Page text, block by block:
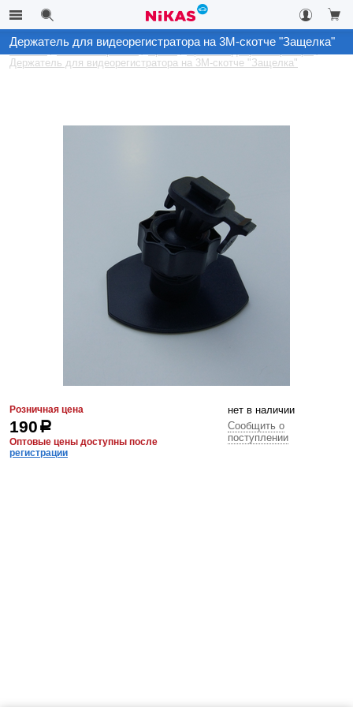
Каталог Автоэлектроника Архив
Архив Видеорегистраторы
Держатель для видеорегистратора на 3М-скотче "Защелка"
Держатель для видеорегистратора на 3М-скотче "Защелка"
Розничная цена
190р
Оптовые цены доступны после
регистрации
нет в наличии
Сообщить о
поступлении